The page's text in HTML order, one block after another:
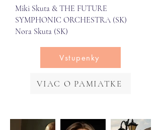
Miki Skuta & THE FUTURE
SYMPHONIC ORCHESTRA (SK)
Nora Skuta (SK)
Vstupenky
VIAC O PAMIATKE